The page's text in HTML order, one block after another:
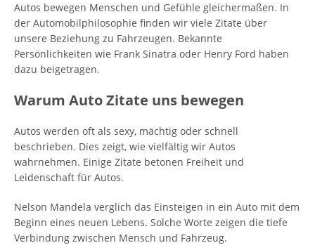
Autos bewegen Menschen und Gefühle gleichermaßen. In
der Automobilphilosophie finden wir viele Zitate über
unsere Beziehung zu Fahrzeugen. Bekannte
Persönlichkeiten wie Frank Sinatra oder Henry Ford haben
dazu beigetragen.
Warum Auto Zitate uns bewegen
Autos werden oft als sexy, mächtig oder schnell
beschrieben. Dies zeigt, wie vielfältig wir Autos
wahrnehmen. Einige Zitate betonen Freiheit und
Leidenschaft für Autos.
Nelson Mandela verglich das Einsteigen in ein Auto mit dem
Beginn eines neuen Lebens. Solche Worte zeigen die tiefe
Verbindung zwischen Mensch und Fahrzeug.